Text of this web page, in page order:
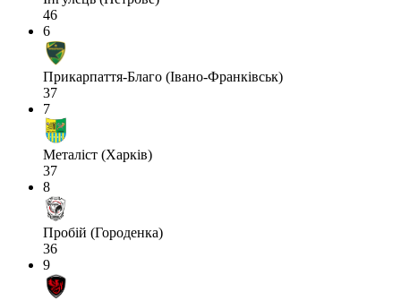
46
6
Прикарпаття-Благо (Івано-Франківськ)
37
7
Металіст (Харків)
37
8
Пробій (Городенка)
36
9